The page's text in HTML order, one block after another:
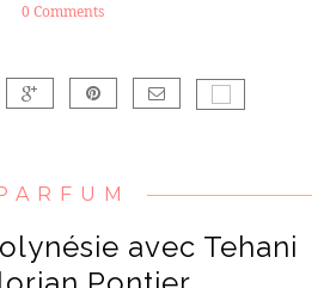
0 Comments
avec Tehani